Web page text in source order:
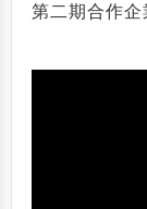
第二期合作